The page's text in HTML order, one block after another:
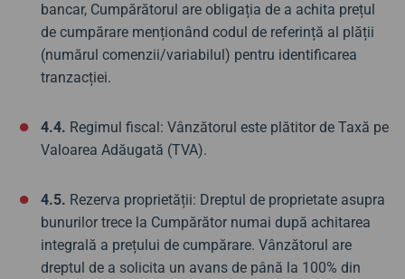
bancar, Cumpărătorul are obligația de a achita prețul
de cumpărare menționând codul de referință al plății
(numărul comenzii/variabilul) pentru identificarea
tranzacției.
4.4. Regimul fiscal: Vânzătorul este plătitor de Taxă pe
Valoarea Adăugată (TVA).
4.5. Rezerva proprietății: Dreptul de proprietate asupra
bunurilor trece la Cumpărător numai după achitarea
integrală a prețului de cumpărare. Vânzătorul are
dreptul de a solicita un avans de până la 100% din